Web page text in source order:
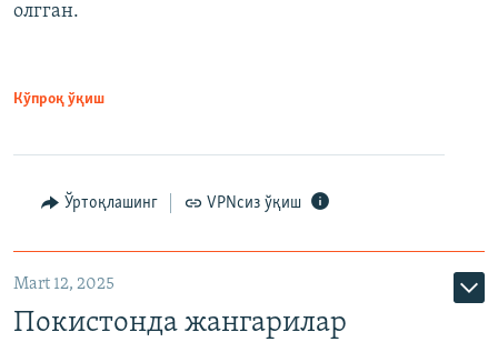
олгган.
Кўпроқ ўқиш
Ўртоқлашинг VPNсиз ўқиш
Mart 12, 2025
Покистонда жангарилар